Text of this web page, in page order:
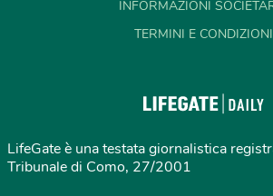
INFORMAZIONI
TERMINI E CONDIZIONI
LifeGate è una testata giornalistica
Tribunale di Como, 27/2001